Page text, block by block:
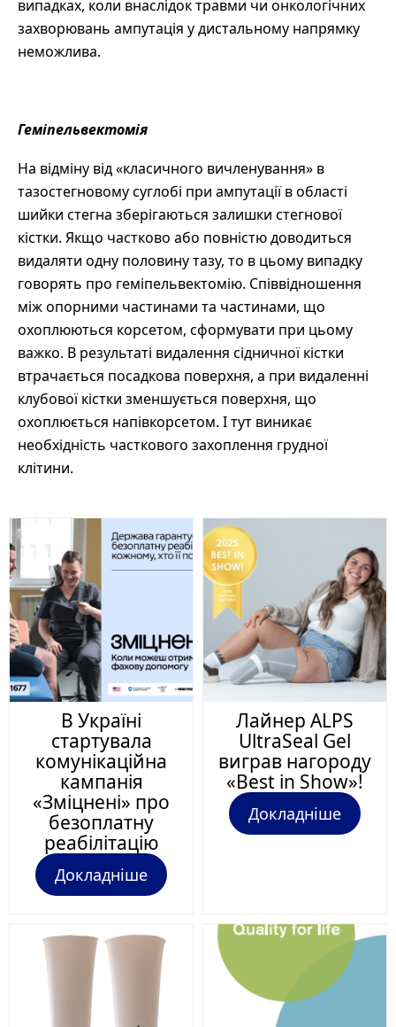
випадках, коли внаслідок травми чи онкологічних
захворювань ампутація у дистальному напрямку
неможлива.
Геміпельвектомія
На відміну від «класичного вичленування» в
тазостегновому суглобі при ампутації в області
шийки стегна зберігаються залишки стегнової
кістки. Якщо частково або повністю доводиться
видаляти одну половину тазу, то в цьому випадку
говорять про геміпельвектомію. Співвідношення
між опорними частинами та частинами, що
охоплюються корсетом, сформувати при цьому
важко. В результаті видалення сідничної кістки
втрачається посадкова поверхня, а при видаленні
клубової кістки зменшується поверхня, що
охоплюється напівкорсетом. І тут виникає
необхідність часткового захоплення грудної
клітини.
В Україні
стартувала
комунікаційна
кампанія
«Зміцнені» про
безоплатну
реабілітацію
Докладніше
Лайнер ALPS
UltraSeal Gel
виграв нагороду
«Best in Show»!
Докладніше